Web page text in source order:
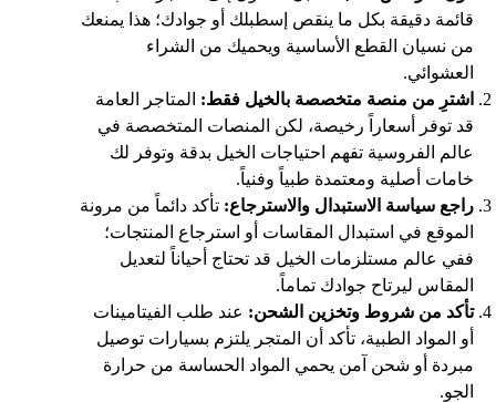
قائمة دقيقة بكل ما ينقص إسطبلك أو جوادك؛ هذا يمنعك
من نسيان القطع الأساسية ويحميك من الشراء
العشوائي.
اشترِ من منصة متخصصة بالخيل فقط: المتاجر العامة
قد توفر أسعاراً رخيصة، لكن المنصات المتخصصة في
عالم الفروسية تفهم احتياجات الخيل بدقة وتوفر لك
خامات أصلية ومعتمدة طبياً وفنياً.
راجع سياسة الاستبدال والاسترجاع: تأكد دائماً من مرونة
الموقع في استبدال المقاسات أو استرجاع المنتجات؛
ففي عالم مستلزمات الخيل قد تحتاج أحياناً لتعديل
المقاس ليرتاح جوادك تماماً.
تأكد من شروط وتخزين الشحن: عند طلب الفيتامينات
أو المواد الطبية، تأكد أن المتجر يلتزم بسيارات توصيل
مبردة أو شحن آمن يحمي المواد الحساسة من حرارة
الجو.